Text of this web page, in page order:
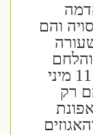
והם
הערבי החובזה החלמית, - והם 11 מיני
רק